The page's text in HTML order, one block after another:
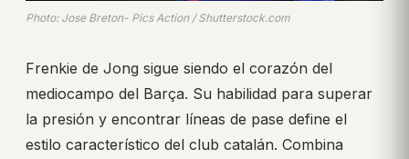
Photo: Jose Breton- Pics Action / Shutterstock.com
Frenkie de Jong sigue siendo el corazón del
mediocampo del Barça. Su habilidad para superar
la presión y encontrar líneas de pase define el
estilo característico del club catalán. Combina